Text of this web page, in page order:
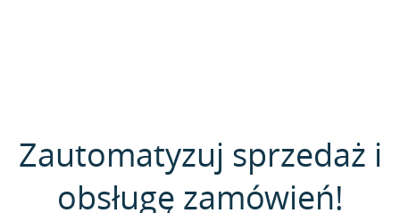
Zautomatyzuj sprzedaż i
obsługę zamówień!